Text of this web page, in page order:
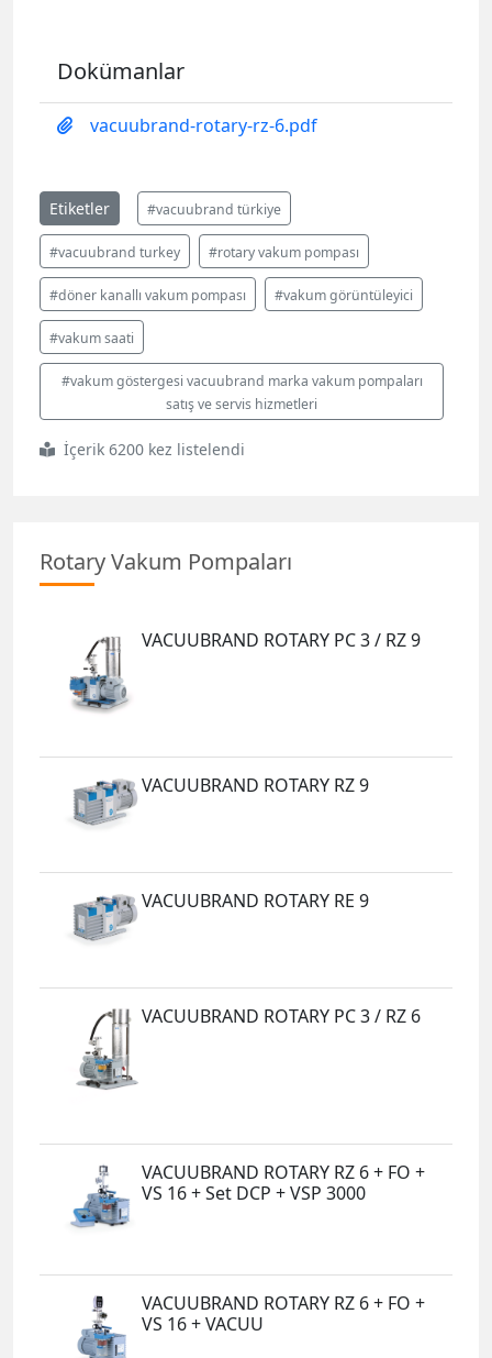
Dokümanlar
vacuubrand-rotary-rz-6.pdf
Etiketler #vacuubrand türkiye
#vacuubrand turkey #rotary vakum pompası
#döner kanallı vakum pompası #vakum görüntüleyici
#vakum saati
#vakum göstergesi vacuubrand marka vakum pompaları
satış ve servis hizmetleri
İçerik 6200 kez listelendi
Rotary Vakum Pompaları
VACUUBRAND ROTARY PC 3 / RZ 9
VACUUBRAND ROTARY RZ 9
VACUUBRAND ROTARY RE 9
VACUUBRAND ROTARY PC 3 / RZ 6
VACUUBRAND ROTARY RZ 6 + FO +
VS 16 + Set DCP + VSP 3000
VACUUBRAND ROTARY RZ 6 + FO +
VS 16 + VACUU